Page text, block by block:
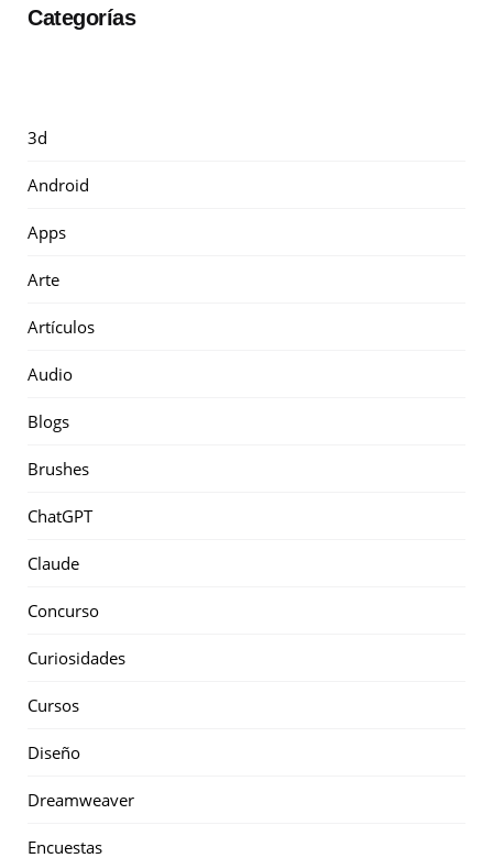
Categorías
3d
Android
Apps
Arte
Artículos
Audio
Blogs
Brushes
ChatGPT
Claude
Concurso
Curiosidades
Cursos
Diseño
Dreamweaver
Encuestas